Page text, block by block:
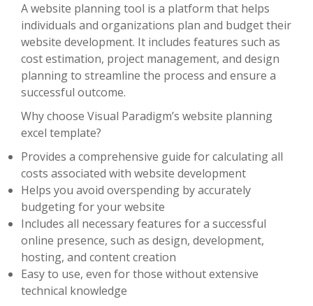
A website planning tool is a platform that helps
individuals and organizations plan and budget their
website development. It includes features such as
cost estimation, project management, and design
planning to streamline the process and ensure a
successful outcome.
Why choose Visual Paradigm’s website planning
excel template?
Provides a comprehensive guide for calculating all
costs associated with website development
Helps you avoid overspending by accurately
budgeting for your website
Includes all necessary features for a successful
online presence, such as design, development,
hosting, and content creation
Easy to use, even for those without extensive
technical knowledge